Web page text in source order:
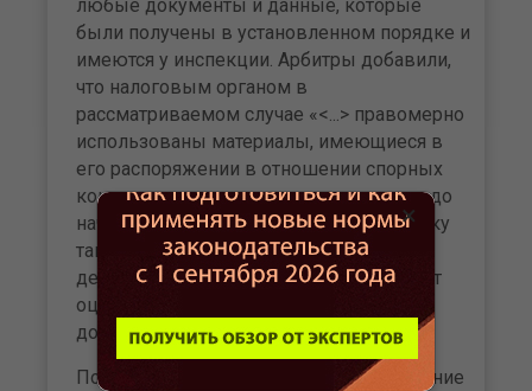
любые документы и данные, которые
были получены в установленном порядке и
имеются у инспекции. Арбитры добавили,
что налоговым органом в
рассматриваемом случае «<...> правомерно
использованы материалы, имеющиеся в
его распоряжении в отношении спорных
контрагентов, в том числе полученные до
начала проверяемого периода, поскольку
такие сведения характеризуют
деятельность указанных лиц и подлежат
оценке в совокупности с иными
доказательствами».
Позиция суда: само по себе использование
×